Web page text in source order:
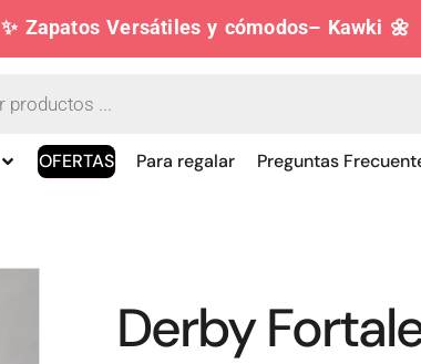
✨ Zapatos Versátiles y cómodos– Kawki 🌼
OFERTAS Para regalar Preguntas
Derby